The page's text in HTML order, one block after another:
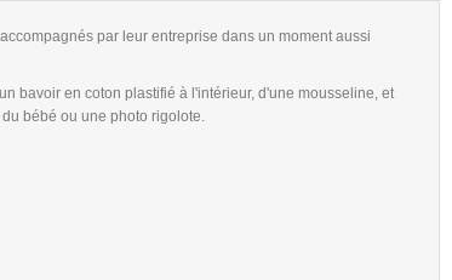
par leur entreprise dans un moment aussi
bavoir en coton plastifié à l'intérieur, d'une mousseline, et
bébé ou une photo rigolote.